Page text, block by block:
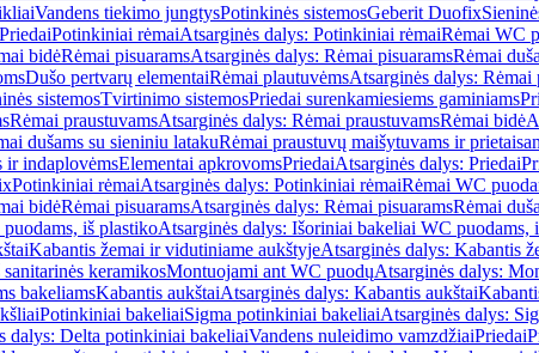
Vandens tiekimo jungtysPotinkinės sistemosGeberit Duofix
Potinkiniai rėmaiAtsarginės dalys: Potinkiniai rėmaiRėmai WC
bidėRėmai pisuaramsAtsarginės dalys: Rėmai pisuaramsRėmai
Dušo pertvarų elementaiRėmai plautuvėmsAtsarginės dalys: Rėmai
sistemosTvirtinimo sistemosPriedai surenkamiesiems gaminiams
Rėmai praustuvamsAtsarginės dalys: Rėmai praustuvamsRėmai bidė
dušams su sieniniu latakuRėmai praustuvų maišytuvams ir
ir indaplovėmsElementai apkrovomsPriedaiAtsarginės dalys: Priedai
Potinkiniai rėmaiAtsarginės dalys: Potinkiniai rėmaiRėmai WC
bidėRėmai pisuaramsAtsarginės dalys: Rėmai pisuaramsRėmai
iš plastikoAtsarginės dalys: Išoriniai bakeliai WC puodams,
Kabantis žemai ir vidutiniame aukštyjeAtsarginės dalys: Kabantis
keramikosMontuojami ant WC puodųAtsarginės dalys:
bakeliamsKabantis aukštaiAtsarginės dalys: Kabantis aukštai
Potinkiniai bakeliaiSigma potinkiniai bakeliaiAtsarginės dalys:
dalys: Delta potinkiniai bakeliaiVandens nuleidimo vamzdžiaiPriedai